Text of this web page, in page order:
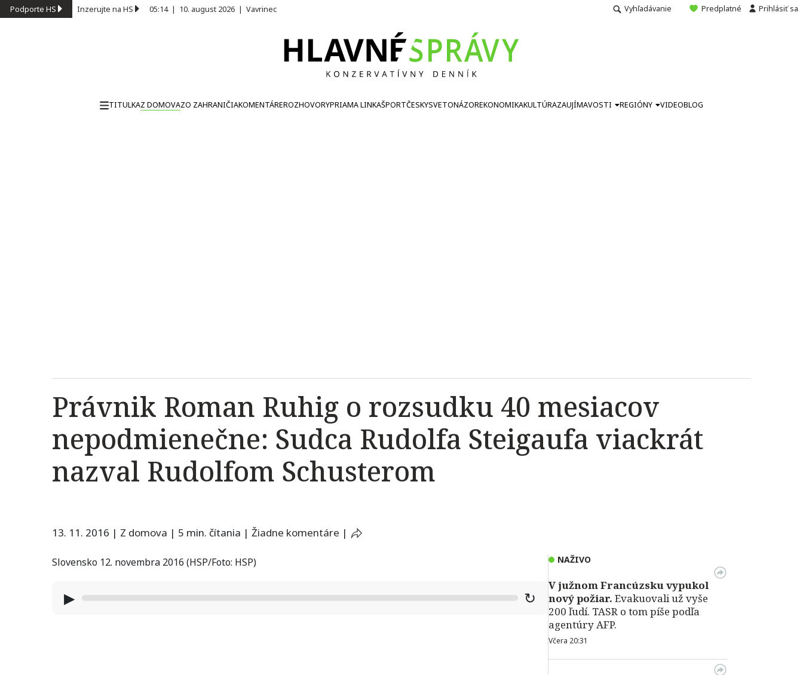
Podporte HS Inzerujte na HS 05:14| 10. august 2026 | Vavrinec Vyhľadávanie Predplatné Prihlásiť sa
TITULKAZ DOMOVAZO ZAHRANIČIAKOMENTÁREROZHOVORYPRIAMA LINKAŠPORTČESKYSVETONÁZOREKONOMIKAKULTÚRAZAUJÍMAVOSTI REGIÓNY VIDEOBLOG
Právnik Roman Ruhig o rozsudku 40 mesiacov
nepodmienečne: Sudca Rudolfa Steigaufa viackrát
nazval Rudolfom Schusterom
13. 11. 2016 | Z domova | 5 min. čítania | Žiadne komentáre |
Slovensko 12. novembra 2016 (HSP/Foto: HSP)
▶ ↻
NAŽIVO
V južnom Francúzsku vypukol
nový požiar. Evakuovali už vyše
200 ľudí. TASR o tom píše podľa
agentúry AFP.
Včera 20:31